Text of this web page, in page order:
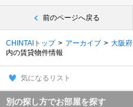
前のページへ戻る
CHINTAIトップ アーカイブ 大阪府
内の賃貸物件情報
気になるリスト
別の探し方でお部屋を探す